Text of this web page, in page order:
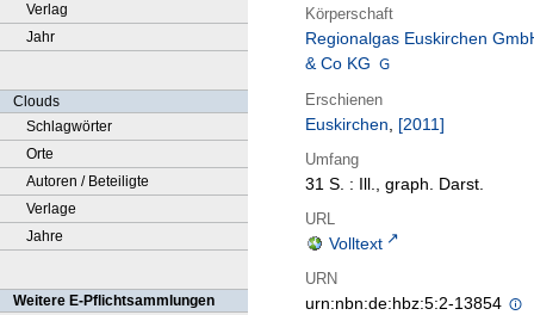
Verlag
Jahr
Clouds
Schlagwörter
Orte
Autoren / Beteiligte
Verlage
Jahre
Weitere E-Pflichtsammlungen
Körperschaft
Regionalgas Euskirchen
& Co KG
Erschienen
Euskirchen, [2011]
Umfang
31 S. : Ill., graph. Darst.
URL
Volltext
URN
urn:nbn:de:hbz:5:2-13854